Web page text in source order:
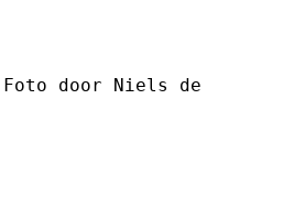
door Niels de